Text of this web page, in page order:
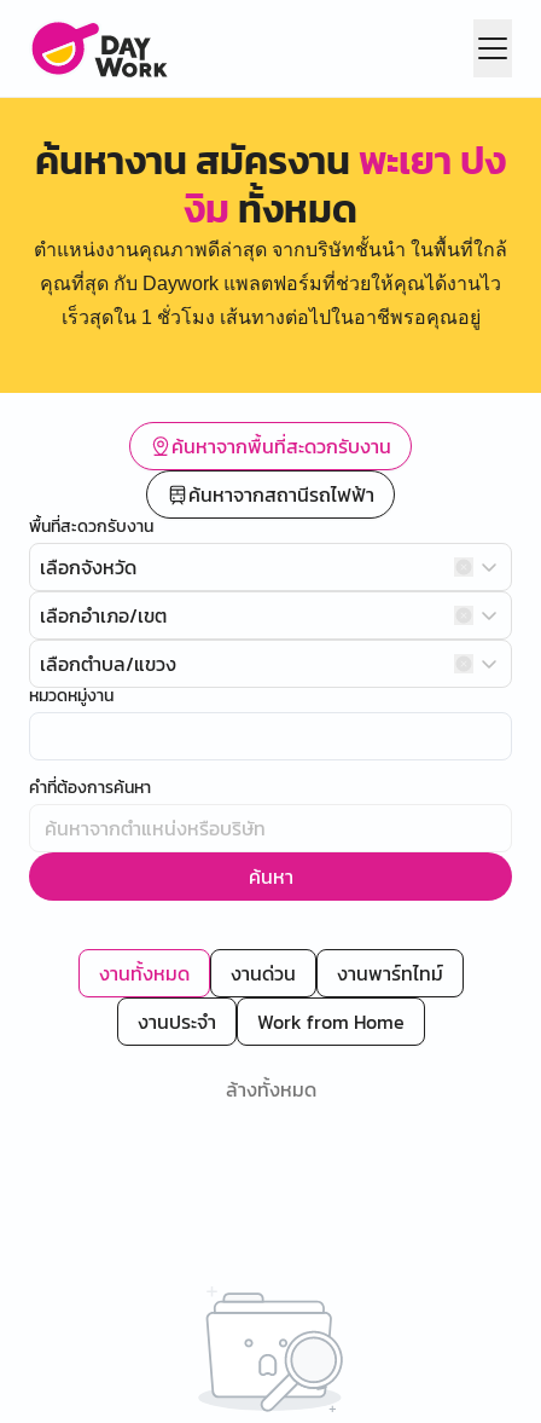
ค้นหางาน สมัครงานพะเยา ปง
งิมทั้งหมด
ตำแหน่งงานคุณภาพดีล่าสุด จากบริษัทชั้นนำ ในพื้นที่ใกล้
คุณที่สุด กับ Daywork แพลตฟอร์มที่ช่วยให้คุณได้งานไว
เร็วสุดใน 1 ชั่วโมง เส้นทางต่อไปในอาชีพรอคุณอยู่
ค้นหาจากพื้นที่สะดวกรับงาน
ค้นหาจากสถานีรถไฟฟ้า
พื้นที่สะดวกรับงาน
เลือกจังหวัด
เลือกอำเภอ/เขต
เลือกตำบล/แขวง
หมวดหมู่งาน
คำที่ต้องการค้นหา
ค้นหา
งานทั้งหมด งานด่วน
งานพาร์ทไทม์
งานประจำ
Work from Home
ล้างทั้งหมด